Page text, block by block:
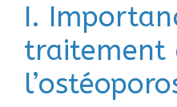
I.
traitement